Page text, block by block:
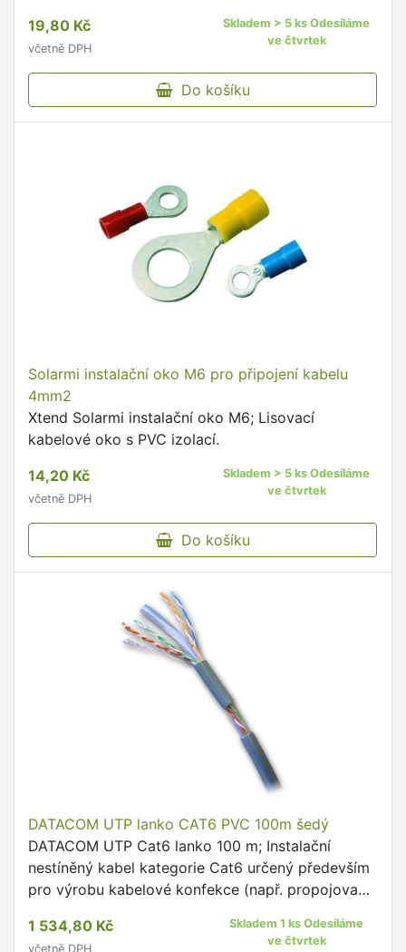
žil kabelu. pro připojení …
19,80 Kč
včetně DPH
Skladem > 5 ks Odesíláme
ve čtvrtek
Do košíku
Solarmi instalační oko M6 pro připojení kabelu
4mm2
Xtend Solarmi instalační oko M6; Lisovací
kabelové oko s PVC izolací.
14,20 Kč
včetně DPH
Skladem > 5 ks Odesíláme
ve čtvrtek
Do košíku
DATACOM UTP lanko CAT6 PVC 100m šedý
DATACOM UTP Cat6 lanko 100 m; Instalační
nestíněný kabel kategorie Cat6 určený především
pro výrobu kabelové konfekce (např. propojovací
1 534,80 Kč
včetně DPH
Skladem 1 ks Odesíláme
ve čtvrtek